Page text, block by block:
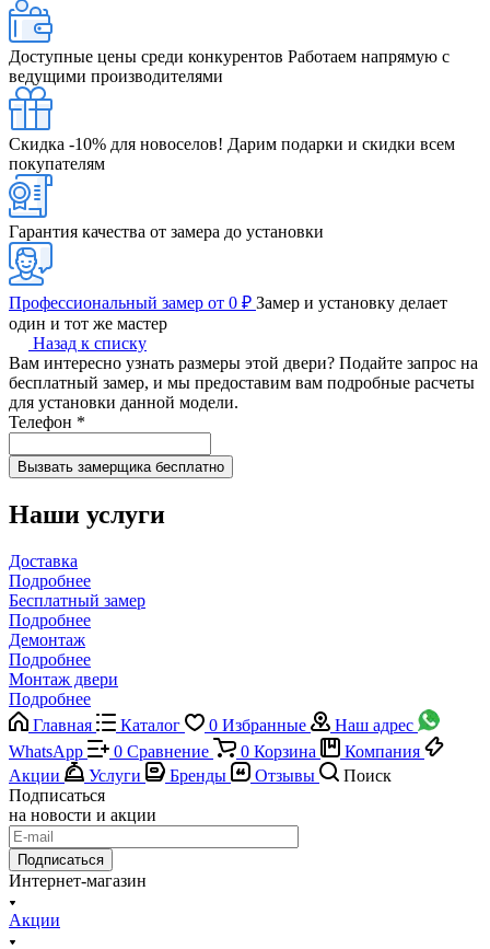
Доступные цены среди конкурентов Работаем напрямую с
ведущими производителями
Скидка -10% для новоселов! Дарим подарки и скидки всем
покупателям
Гарантия качества от замера до установки
Профессиональный замер от 0 ₽ Замер и установку делает
один и тот же мастер
Назад к списку
Вам интересно узнать размеры этой двери? Подайте запрос на
бесплатный замер, и мы предоставим вам подробные расчеты
для установки данной модели.
Телефон *
Наши услуги
Доставка
Подробнее
Бесплатный замер
Подробнее
Демонтаж
Подробнее
Монтаж двери
Подробнее
Главная
Каталог 0 Избранные
Наш адрес
WhatsApp
0 Сравнение 0 Корзина
Компания
Акции
Услуги Бренды Отзывы
Поиск
Подписаться
на новости и акции
Подписаться
Интернет-магазин
Акции